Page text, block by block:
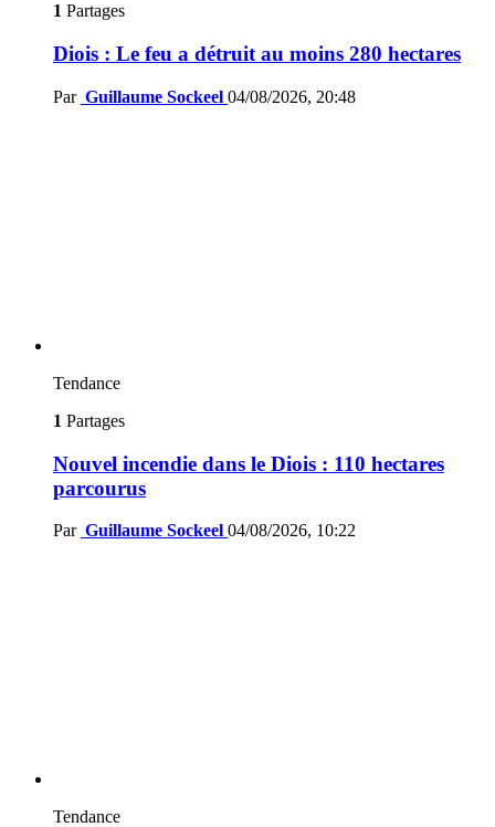
1 Partages
Diois : Le feu a détruit au moins 280 hectares
Par Guillaume Sockeel 04/08/2026, 20:48
Tendance
1 Partages
Nouvel incendie dans le Diois : 110 hectares
parcourus
Par Guillaume Sockeel 04/08/2026, 10:22
Tendance